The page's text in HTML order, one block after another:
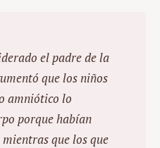
el padre de la
que los niños
amniótico lo
porque habían
que los que